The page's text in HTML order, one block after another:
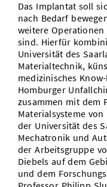
Das Implantat soll
nach Bedarf
weitere
sind. Hierfür
Universität des
Materialtechnik,
medizinisches
Homburger
zusammen mit dem
Materialsysteme
der Universität des
Mechatronik und
der Arbeitsgruppe
Diebels auf dem
und dem